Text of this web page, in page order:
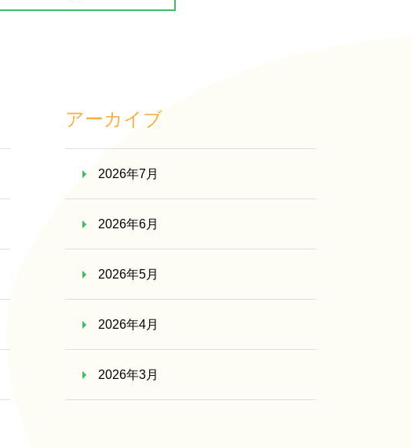
アーカイブ
2026年7月
2026年6月
2026年5月
2026年4月
2026年3月